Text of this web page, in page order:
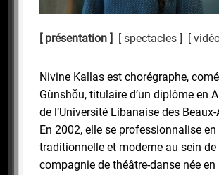
présentation spectacles
Nivine Kallas est chorégraphe,
Gùnshǒu, titulaire d’un diplôme en
de l’Université Libanaise des Beaux-
En 2002, elle se professionnalise
traditionnelle et moderne au sein de
compagnie de théâtre-danse née en